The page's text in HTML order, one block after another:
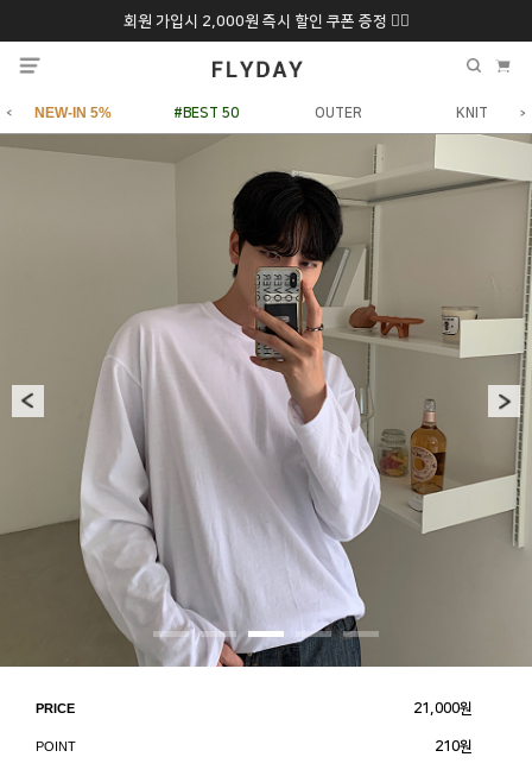
회원 가입시 2,000원 즉시 할인 쿠폰 증정 ❤️‍🔥
추석 특별 할인 10~20% 9/6 화 ~ 9/12월
NEW-IN 5% #BEST 50 OUTER KNIT
PRICE 21,000원
POINT 210원